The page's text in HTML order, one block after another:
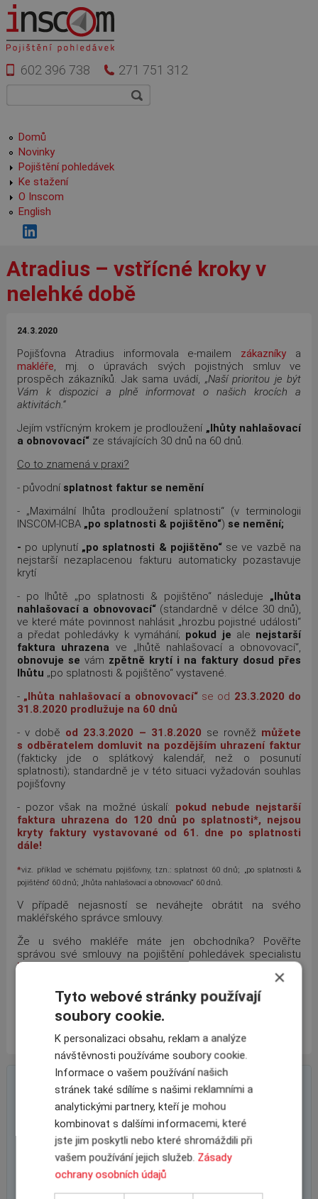
Přejít k hlavnímu obsahu
602 396 738 271 751 312
Hlavní menu
Domů
Novinky
Pojištění pohledávek
Ke stažení
O Inscom
English
Atradius – vstřícné kroky v
nelehké době
24.3.2020
Pojišťovna Atradius informovala e-mailem zákazníky a
makléře , mj. o úpravách svých pojistných smluv ve
prospěch zákazníků. Jak sama uvádí, „Naší prioritou je být
Vám k dispozici a plně informovat o našich krocích a
aktivitách.“
Jejím vstřícným krokem je prodloužení „lhůty nahlašovací
a obnovovací“ ze stávajících 30 dnů na 60 dnů.
Co to znamená v praxi?
- původní splatnost faktur se nemění
- „Maximální lhůta prodloužení splatnosti“ (v terminologii
INSCOM-ICBA „po splatnosti & pojištěno“) se nemění;
- po uplynutí „po splatnosti & pojištěno“se ve vazbě na
nejstarší nezaplacenou fakturu automaticky pozastavuje
krytí
- po lhůtě „po splatnosti & pojištěno“ následuje „lhůta
nahlašovací a obnovovací“ (standardně v délce 30 dnů),
ve které máte povinnost nahlásit „hrozbu pojistné události“
a předat pohledávky k vymáhání; pokud je ale nejstarší
faktura uhrazena ve „lhůtě nahlašovací a obnovovací“,
obnovuje se vám zpětně krytí i na faktury dosud přes
lhůtu „po splatnosti & pojištěno“ vystavené.
- „lhůta nahlašovací a obnovovací“ se od 23.3.2020 do
31.8.2020 prodlužuje na 60 dnů
- v době od 23.3.2020 – 31.8.2020 se rovněž můžete
s odběratelem domluvit na pozdějším uhrazení faktur
(fakticky jde o splátkový kalendář, než o posunutí
splatnosti); standardně je v této situaci vyžadován souhlas
pojišťovny
- pozor však na možné úskalí: pokud nebude nejstarší
faktura uhrazena do 120 dnů po splatnosti*, nejsou
kryty faktury vystavované od 61. dne po splatnosti
dále!
*viz. příklad ve schématu pojišťovny, tzn.: splatnost 60 dnů; „po splatnosti &
pojištěno“ 60 dnů; „lhůta nahlašovací a obnovovací“ 60 dnů.
V případě nejasností se neváhejte obrátit na svého
makléřského správce smlouvy.
Že u svého makléře máte jen obchodníka? Pověřte
správou své smlouvy na pojištění pohledávek specialistu
INSCOM
S přáním pevného zdravím nám všem!
Tomáš
Jandera, CEO, jednatel
On-line poptávkový formulář
×
Tyto webové stránky používají
soubory cookie.
K personalizaci obsahu, reklam a analýze
návštěvnosti používáme soubory cookie.
Informace o vašem používání našich
stránek také sdílíme s našimi reklamními a
analytickými partnery, kteří je mohou
kombinovat s dalšími informacemi, které
jste jim poskytli nebo které shromáždili při
vašem používání jejich služeb. Zásady
ochrany osobních údajů